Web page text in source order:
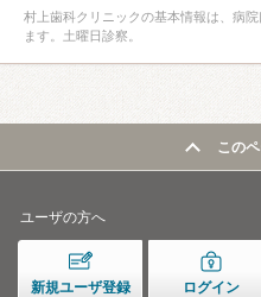
村上歯科クリニックの基本情報は、病
ます。土曜日診察。
この
ユーザの方へ
新規ユーザ登録 ログイン